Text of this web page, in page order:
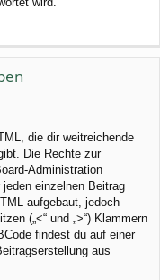
die dir weitreichende
Die Rechte zur
Administration
einzelnen Beitrag
aufgebaut, jedoch
(„<“ und „>“) Klammern
findest du auf einer
aus